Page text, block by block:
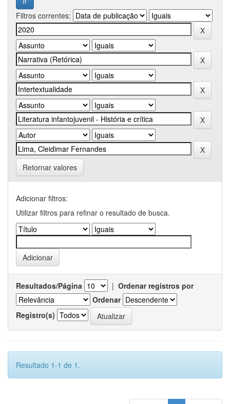
Filtros correntes:
Retornar valores
Adicionar filtros:
Utilizar filtros para refinar o resultado de busca.
Resultados/Página | Ordenar registros por
Ordenar
Registro(s)
Resultado 1-1 de 1.